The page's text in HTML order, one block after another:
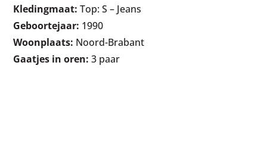
Kledingmaat: Top: S – Jeans
Geboortejaar: 1990
Woonplaats: Noord-Brabant
Gaatjes in oren:3 paar